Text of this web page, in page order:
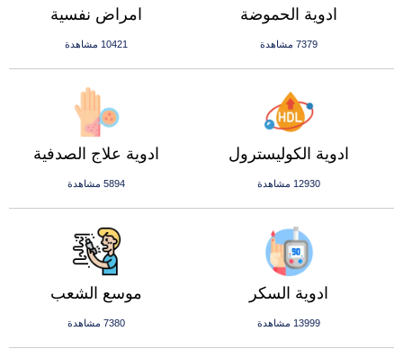
امراض نفسية
10421 مشاهدة
ادوية الحموضة
7379 مشاهدة
ادوية علاج الصدفية
5894 مشاهدة
ادوية الكوليسترول
12930 مشاهدة
موسع الشعب
7380 مشاهدة
ادوية السكر
13999 مشاهدة